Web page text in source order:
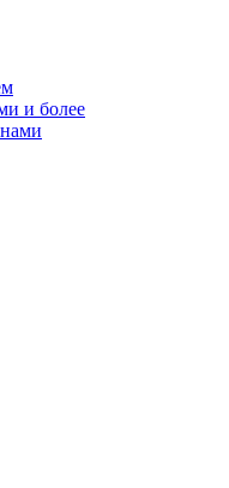
и более